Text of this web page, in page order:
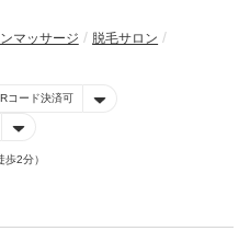
マッサージ
脱毛サロン
コード決済可
2分）